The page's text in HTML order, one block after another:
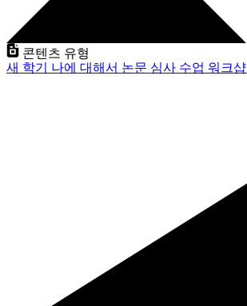
콘텐츠 유형
새 학기 나에 대해서 논문 심사 수업 워크샵